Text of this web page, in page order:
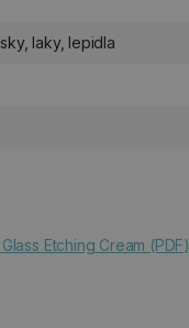
laky, lepidla
Etching Cream (PDF)